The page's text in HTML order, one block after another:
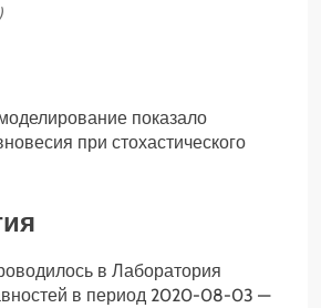
показало
при стохастического
в Лаборатория
в период 2020-08-03 —